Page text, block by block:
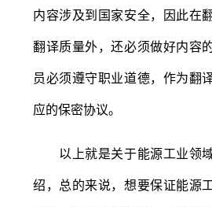
内容涉及到国家安全，因此在
翻译质量外，还必须做好内容
员必须遵守职业道德，作为翻
应的保密协议。
以上就是关于能源工业领
绍，总的来说，想要保证能源